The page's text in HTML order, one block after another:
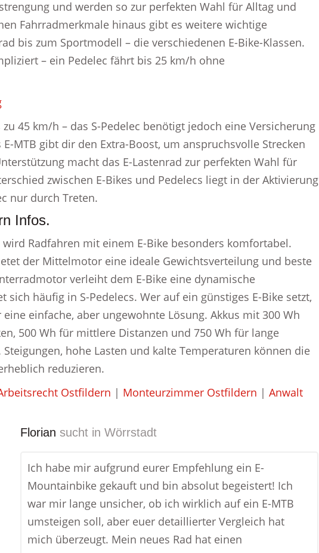
und werden so zur perfekten Wahl für Alltag und
Fahrradmerkmale hinaus gibt es weitere wichtige
bis zum Sportmodell – die verschiedenen E-Bike-Klassen.
– ein Pedelec fährt bis 25 km/h ohne
45 km/h – das S-Pedelec benötigt jedoch eine Versicherung
MTB gibt dir den Extra-Boost, um anspruchsvolle Strecken
macht das E-Lastenrad zur perfekten Wahl für
zwischen E-Bikes und Pedelecs liegt in der Aktivierung
nur durch Treten.
Infos.
Radfahren mit einem E-Bike besonders komfortabel.
der Mittelmotor eine ideale Gewichtsverteilung und beste
verleiht dem E-Bike eine dynamische
sich häufig in S-Pedelecs. Wer auf ein günstiges E-Bike setzt,
einfache, aber ungewohnte Lösung. Akkus mit 300 Wh
500 Wh für mittlere Distanzen und 750 Wh für lange
hohe Lasten und kalte Temperaturen können die
reduzieren.
Ostfildern | Monteurzimmer Ostfildern | Anwalt
Florian sucht in Wörrstadt
Ich habe mir aufgrund eurer Empfehlung ein E-
Mountainbike gekauft und bin absolut begeistert! Ich
war mir lange unsicher, ob ich wirklich auf ein E-MTB
umsteigen soll, aber euer detaillierter Vergleich hat
mich überzeugt. Mein neues Rad hat einen